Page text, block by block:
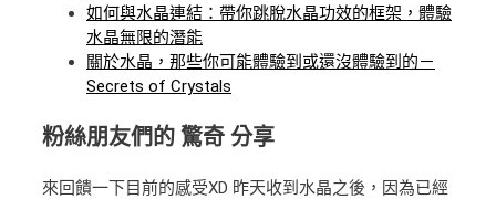
如何與水晶連結：帶你跳脫水晶功效的框架，體驗
水晶無限的潛能
關於水晶，那些你可能體驗到或還沒體驗到的－
Secrets of Crystals
粉絲朋友們的 驚奇 分享
來回饋一下目前的感受XD 昨天收到水晶之後，因為已經